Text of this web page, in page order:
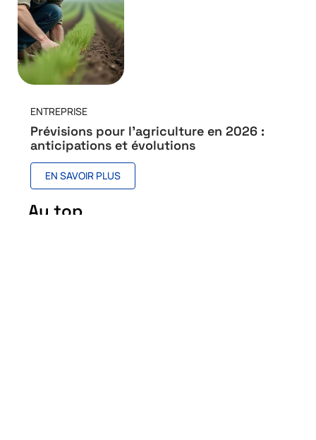
ENTREPRISE
Prévisions pour l’agriculture en 2026 :
anticipations et évolutions
EN SAVOIR PLUS
Au top